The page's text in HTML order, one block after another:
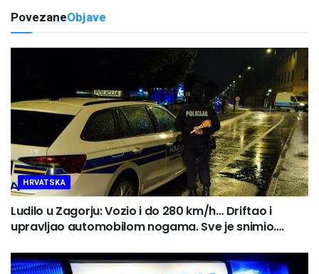
PovezaneObjave
HRVATSKA
Ludilo u Zagorju: Vozio i do 280 km/h… Driftao i
upravljao automobilom nogama. Sve je snimio….